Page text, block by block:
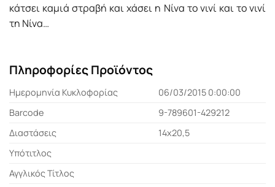
κάτσει καμιά στραβή και χάσει η Νίνα το νινί και το νινί
τη Νίνα…
Πληροφορίες Προϊόντος
Ημερομηνία Κυκλοφορίας
06/03/2015 0:00:00
Barcode
9-789601-429212
Διαστάσεις
14x20,5
Υπότιτλος
Αγγλικός Τίτλος